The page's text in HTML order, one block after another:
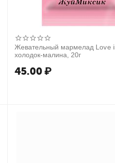
Жевательный мармелад Love is…,
холодок-малина, 20г
45.00 ₽